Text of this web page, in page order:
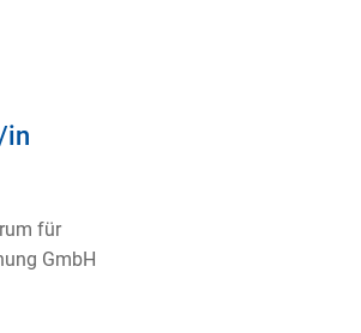
in
für
GmbH